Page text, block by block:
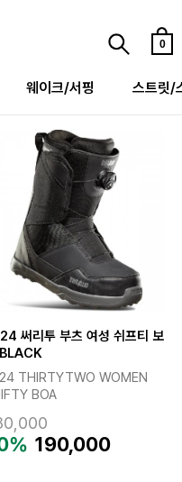
0
웨이크/서핑 스트릿/
써리투 부츠 여성 쉬프티 보
THIRTYTWO WOMEN
BOA
190,000